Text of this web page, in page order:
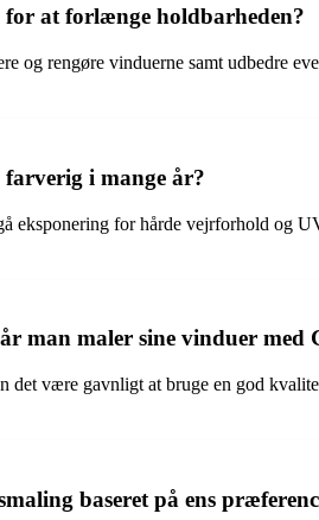
at forlænge holdbarheden?
rengøre vinduerne samt udbedre
i mange år?
for hårde vejrforhold og
man maler sine vinduer med
være gavnligt at bruge en god
baseret på ens